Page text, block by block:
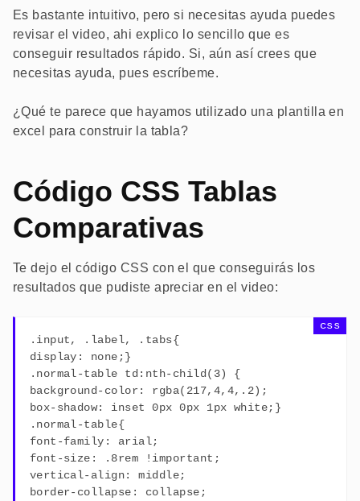
Es bastante intuitivo, pero si necesitas ayuda puedes
revisar el video, ahi explico lo sencillo que es
conseguir resultados rápido. Si, aún así crees que
necesitas ayuda, pues escríbeme.
¿Qué te parece que hayamos utilizado una plantilla en
excel para construir la tabla?
Código CSS Tablas
Comparativas
Te dejo el código CSS con el que conseguirás los
resultados que pudiste apreciar en el video:
.input, .label, .tabs{
display: none;}
.normal-table td:nth-child(3) {
background-color: rgba(217,4,4,.2);
box-shadow: inset 0px 0px 1px white;}
.normal-table{
font-family: arial;
font-size: .8rem !important;
vertical-align: middle;
border-collapse: collapse;